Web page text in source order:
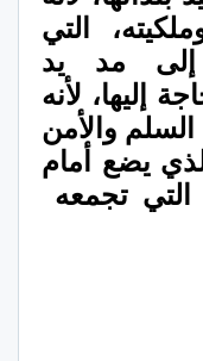
التي
مد يد
إليها، لأنه
السلم والأمن
الذي يضع أمام
التي تجمعه